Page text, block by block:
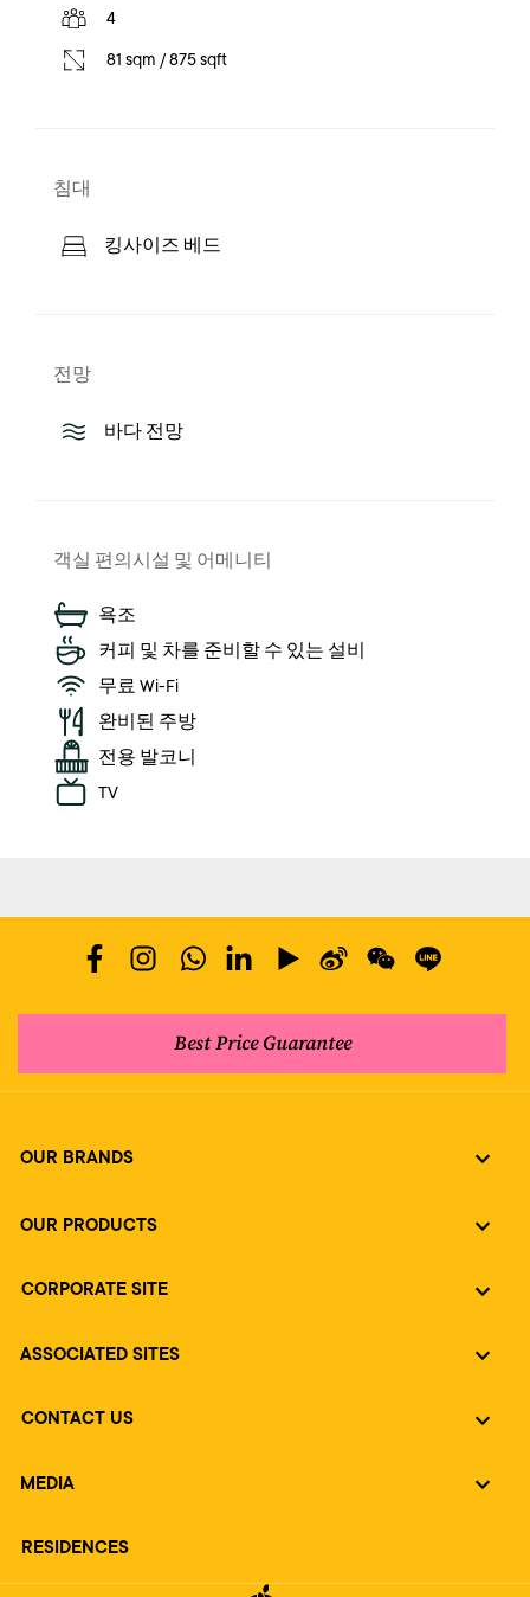
4
81 sqm / 875 sqft
침대
킹사이즈 베드
전망
바다 전망
객실 편의시설 및 어메니티
욕조
커피 및 차를 준비할 수 있는 설비
무료 Wi-Fi
완비된 주방
전용 발코니
TV
Best Price Guarantee
OUR BRANDS
OUR PRODUCTS
CORPORATE SITE
ASSOCIATED SITES
CONTACT US
MEDIA
RESIDENCES